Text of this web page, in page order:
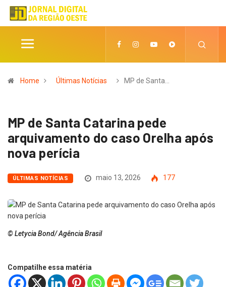
Home Últimas Notícias MP de Santa…
MP de Santa Catarina pede
arquivamento do caso Orelha após
nova perícia
ÚLTIMAS NOTÍCIAS maio 13, 2026 177
© Letycia Bond/ Agência Brasil
Compatilhe essa matéria